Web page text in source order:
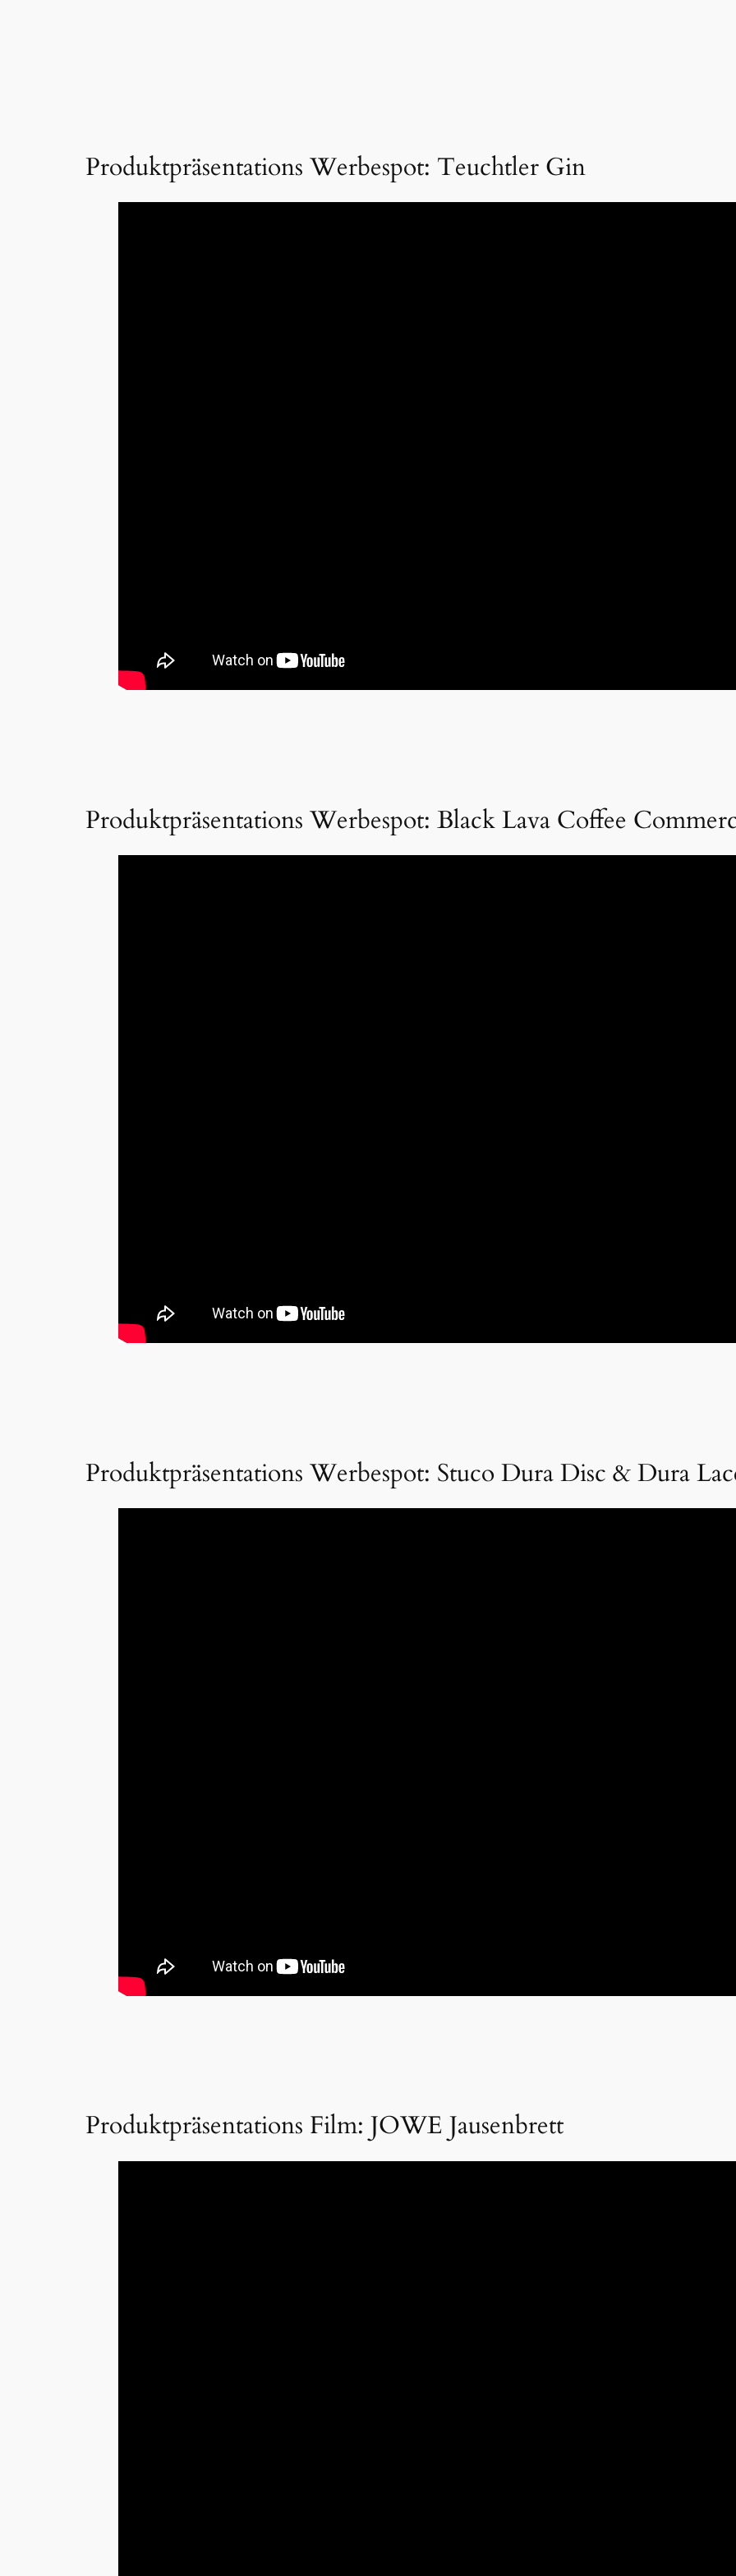
Produktpräsentations Werbespot: Teuchtler Gin
Produktpräsentations Werbespot: Black Lava Coffee
Produktpräsentations Werbespot: Stuco Dura Disc & Dura
Produktpräsentations Film: JOWE Jausenbrett